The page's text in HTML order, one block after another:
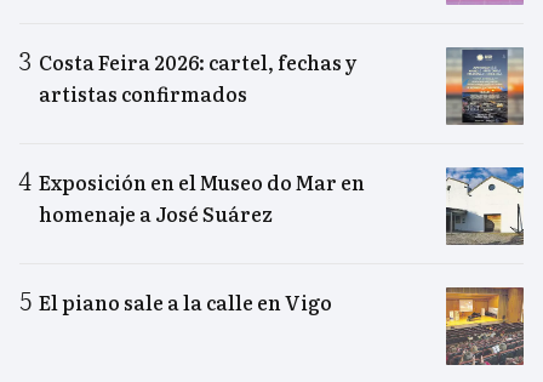
Costa Feira 2026: cartel, fechas y
artistas confirmados
Exposición en el Museo do Mar en
homenaje a José Suárez
El piano sale a la calle en Vigo